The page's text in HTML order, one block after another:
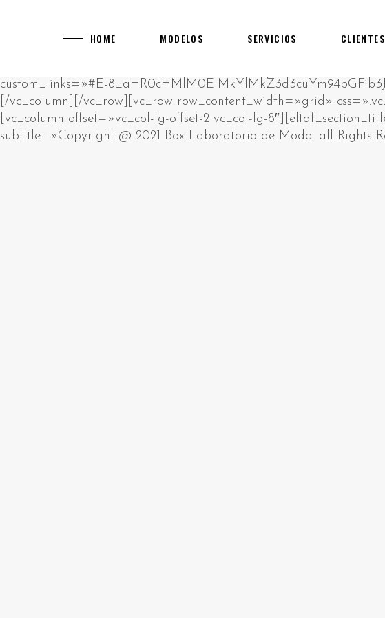
HOME MODELOS SERVICIOS CLIENTES
[vc_row][vc_column][vc_empty_space][vc_raw_html]JTNDcCUzRUklMjBhbSUyMHJhdyUyMGh0bWwlMjBibG9jay4lM0NiciUyRiUzRUNsaWNrJTIwZWRpdCUyMGJ1dHRvbiUyMHRvJTIwY2hhbmdlJTIwdGhpcyUyMGh0bWwlM0MlMkZwJTNFJTBBJTNDZGl2JTIwc3R5bGUlM0QlMjJwb3NpdGlvbiUzQSUyMGFic29sdXRlJTNCJTIwbGVmdCUzQSUyMC05OTk5OXB4JTNCJTIyJTNFJTIwJTNDaDIlM0UlRDAlQTAlRDAlQjUlRDAlQjklRDElODIlRDAlQjglRDAlQkQlRDAlQjMlMjAlRDAlQkQlRDAlQjAlRDAlQjklRDAlQkElRDElODAlRDAlQjAlRDElODklRDAlQjglRDElODUlMjAlRDAlQkUlRDAlQkQlRDAlQkIlRDAlQjAlRDAlQjklRDAlQkQtJUQwJUJBJUQwJUIwJUQwJUI3JUQwJUI4JUQwJUJEJUQwJUJFJTIwJUQwJUIyJTIwJUQwJTg0JUQwJUIyJUQxJTgwJUQwJUJFJUQwJUJGJUQxJTk2JTNDJTJGaDIlM0UlMjAlM0NwJTNFJUQwJTg0JUQwJUIyJUQxJTgwJUQwJUJFJUQwJUJGJUQwJUI1JUQwJUI5JUQxJTgxJUQxJThDJUQwJUJBJUQwJUI4JUQwJUI5JTIwJUQwJUJFJUQwJUJEJUQwJUJCJUQwJUIwJUQwJUI5JUQwJUJELSVEMCVCMyVEMCVCNSVEMCVCQyVEMCVCMSVEMCVCQiVEMSU5NiVEMCVCRCVEMCVCMyUyMCUzQ2ElMjBocmVmJTNEJTIyaHR0cHMlM0ElMkYlMkZrYXp5bm8tdWEuY29tJTJGY2FzaW5vcyUyRmV1cm9wZSUyRiUyMiUzRWh0dHBzJTNBJTJGJTJGa2F6eW5vLXVhLmNvbSUyRmNhc2lub3MlMkZldXJvcGUlMkYlM0MlMkZhJTNFJTIwJUUyJTgwJTkzJTIwJUQxJTg2JUQwJUI1JTIwJUQwJUJGJUQwJUJFJUQxJTk0JUQwJUI0JUQwJUJEJUQwJUIwJUQwJUJEJUQwJUJEJUQxJThGJTIwJUQwJUIyJUQwJUI4JUQxJTgxJUQwJUJFJUQwJUJBJUQwJUI4JUQxJTg1JTIwJUQxJTgxJUQxJTgyJUQwJUIwJUQwJUJEJUQwJUI0JUQwJUIwJUQxJTgwJUQxJTgyJUQxJTk2JUQwJUIyJTIwJUQwJUIxJUQwJUI1JUQwJUI3JUQwJUJGJUQwJUI1JUQwJUJBJUQwJUI4JTJDJTIwJUQxJTg4JUQwJUI4JUQxJTgwJUQwJUJFJUQwJUJBJUQwJUJFJUQwJUIzJUQwJUJFJTIwJUQwJUIyJUQwJUI4JUQwJUIxJUQwJUJFJUQxJTgwJUQxJTgzJTIwJUQxJTk2JUQwJUIzJUQwJUJFJUQxJTgwJTIwJUQxJTgyJUQwJUIwJTIwJUQwJUJGJUQxJTgwJUQwJUI4JUQwJUIyJUQwJUIwJUQwJUIxJUQwJUJCJUQwJUI4JUQwJUIyJUQwJUI4JUQxJTg1JTIwJUQwJUIxJUQwJUJFJUQwJUJEJUQxJTgzJUQxJTgxJUQxJTk2JUQwJUIyLiUyMCVEMCVBOSVEMCVCRSVEMCVCMSUyMCVEMCVCMiVEMCVCOCVEMCVCMSVEMSU4MCVEMCVCMCVEMSU4MiVEMCVCOCUyMCVEMCVCRCVEMCVCMCVEMCVCNCVEMSU5NiVEMCVCOSVEMCVCRCVEMCVCNSUyMCVEMCVCQSVEMCVCMCVEMCVCNyVEMCVCOCVEMCVCRCVEMCVCRSUyQyUyMCVEMCVCMiVEMCVCMCVEMCVCNiVEMCVCQiVEMCVCOCVEMCVCMiVEMCVCRSUyMCVEMCVCRSVEMSU4MCVEMSU5NiVEMSU5NCVEMCVCRCVEMSU4MiVEMSU4MyVEMCVCMiVEMCVCMCVEMSU4MiVEMCVCOCVEMSU4MSVEMSU4RiUyMCVEMCVCRCVEMCVCMCUyMCVEMCVCQiVEMSU5NiVEMSU4NiVEMCVCNSVEMCVCRCVEMCVCNyVEMSU5NiVEMSU5NyUyQyUyMCVEMSU4OCVEMCVCMiVEMCVCOCVEMCVCNCVEMCVCQSVEMSU5NiVEMSU4MSVEMSU4MiVEMSU4QyUyMCVEMCVCMiVEMCVCOCVEMCVCRiVEMCVCQiVEMCVCMCVEMSU4MiUyMCVEMSU5NiUyMCVEMCVCRiVEMSU4MCVEMCVCRSVEMCVCNyVEMCVCRSVEMSU4MCVEMSU5NiUyMCVEMSU4MyVEMCVCQyVEMCVCRSVEMCVCMiVEMCVCOC4lMjAlRDAlOUYlRDElODAlRDAlQjUlRDAlQjQlRDElODElRDElODIlRDAlQjAlRDAlQjIlRDAlQkIlRDElOEYlRDElOTQlRDAlQkMlRDAlQkUlMjAlRDAlQkUlRDAlQjMlRDAlQkIlRDElOEYlRDAlQjQlMjAlRDAlQkYlRDAlQkUlRDAlQkYlRDElODMlRDAlQkIlRDElOEYlRDElODAlRDAlQkQlRDAlQjglRDElODUlMjAlRDAlQkElRDAlQjAlRDAlQjclRDAlQjglRDAlQkQlRDAlQkUlMkMlMjAlRDElOEYlRDAlQkElRDElOTYlMjAlRDAlQkUlRDElODIlRDElODAlRDAlQjglRDAlQkMlRDAlQjAlRDAlQkIlRDAlQjglMjAlRDAlQjQlRDAlQkUlRDAlQjIlRDElOTYlRDElODAlRDElODMlMjAlRDElOTQlRDAlQjIlRDElODAlRDAlQkUlRDAlQkYlRDAlQjUlRDAlQjklRDElODElRDElOEMlRDAlQkElRDAlQjglRDElODUlMjAlRDAlQjMlRDElODAlRDAlQjAlRDAlQjIlRDElODYlRDElOTYlRDAlQjIuJTNDJTJGcCUzRSUyMCUzQ3AlM0VQbGF5T0pPJTIwJUUyJTgwJTkzJTIwJUQwJUJGJUQwJUJCJUQwJUIwJUQxJTgyJUQxJTg0JUQwJUJFJUQxJTgwJUQwJUJDJUQwJUIwJTJDJTIwJUQxJTg5JUQwJUJFJTIwJUQwJUIyJUQwJUI4JUQwJUI0JUQxJTk2JUQwJUJCJUQxJThGJUQxJTk0JUQxJTgyJUQxJThDJUQxJTgxJUQxJThGJTIwJUQwJUIyJUQxJTk2JUQwJUI0JUQwJUJBJUQxJTgwJUQwJUI4JUQxJTgyJUQxJTk2JUQxJTgxJUQxJTgyJUQxJThFJTNBJTIwJUQxJTgyJUQxJTgzJUQxJTgyJTIwJUQwJUJEJUQwJUI1JUQwJUJDJUQwJUIwJUQxJTk0JTIwJUQxJTgxJUQwJUJBJUQwJUJCJUQwJUIwJUQwJUI0JUQwJUJEJUQwJUI4JUQxJTg1JTIwJUQxJTgzJUQwJUJDJUQwJUJFJUQwJUIyJTIwJUQwJUI0JUQwJUJCJUQxJThGJTIwJUQwJUIxJUQwJUJFJUQwJUJEJUQxJTgzJUQxJTgxJUQxJTk2JUQwJUIyLiUyMCVEMCVBMyVEMSU4MSVEMSU5NiUyMCVEMCVCMiVEMCVCOCVEMCVCMyVEMSU4MCVEMCVCMCVEMSU4OCVEMSU5NiUyMCVEMCVCQyVEMCVCRSVEMCVCNiVEMCVCRCVEMCVCMCUyMCVEMCVCNyVEMCVCRCVEMSU5NiVEMCVCQyVEMCVCMCVEMSU4MiVEMCVCOCUyMCVEMCVCMSVEMCVCNSVEMCVCNyUyMCVEMCVCRSVEMCVCMSVEMCVCRSVEMCVCMiVFMiU4MCU5OSVEMSU4RiVEMCVCNyVEMCVCQSVEMCVCRSVEMCVCMiVEMCVCRSVEMSU5NyUyMCVEMCVCMyVEMSU4MCVEMCVCOCUyMCVEMCVCRCVEMCVCMCUyMCVEMSU4MSVEMSU4MiVEMCVCMCVEMCVCMiVEMCVCQSVEMSU4My4lMjAlRDAlOUIlRDElOTYlRDElODYlRDAlQjUlRDAlQkQlRDAlQjclRDAlQkUlRDAlQjIlRDAlQjAlRDAlQkQlRDAlQjUlMjAlRDAlQjAlRDAlQjIlRDElODIlRDAlQkUlRDElODAlRDAlQjglRDElODIlRDAlQjUlRDElODIlRDAlQkQlRDAlQjglRDAlQkMlMjAlRDElODAlRDAlQjUlRDAlQjMlRDElODMlRDAlQkIlRDElOEYlRDElODIlRDAlQkUlRDElODAlRDAlQkUlRDAlQkMlMjBNR0ElMkMlMjAlRDElODYlRDAlQjUlMjAlRDAlQkElRDAlQjAlRDAlQjclRDAlQjglRDAlQkQlRDAlQkUlMjAlRDAlQjclRDAlQjAlRDElODElRDAlQkIlRDElODMlRDAlQjMlRDAlQkUlRDAlQjIlRDElODMlRDElOTQlMjAlRDAlQkQlRDAlQjAlMjAlRDElODMlRDAlQjIlRDAlQjAlRDAlQjMlRDElODMlMjAlRDElODIlRDAlQjglRDElODUlMkMlMjAlRDElODUlRDElODIlRDAlQkUlMjAlRDElODYlRDElOTYlRDAlQkQlRDElODMlRDElOTQlMjAlRDElODclRDAlQjUlRDElODElRDAlQkQlRDElOTYlRDElODElRDElODIlRDElOEMuJTNDJTJGcCUzRSUyMCUzQ3AlM0VWaWRlb3Nsb3RzJTIwJUUyJTgwJTkzJTIwJUQxJTgxJUQwJUJGJUQxJTgwJUQwJUIwJUQwJUIyJUQwJUI2JUQwJUJEJUQxJTk2JUQwJUI5JTIwJUQxJTgwJUQwJUI1JUQwJUJBJUQwJUJFJUQxJTgwJUQwJUI0JUQxJTgxJUQwJUJDJUQwJUI1JUQwJUJEJTIwJUQwJUI3JUQwJUIwJTIwJUQwJUJBJUQxJTk2JUQwJUJCJUQxJThDJUQwJUJBJUQxJTk2JUQxJTgxJUQxJTgyJUQxJThFJTIwJUQxJTk2JUQwJUIzJUQwJUJFJUQxJTgwLiUyMCVEMCU5MSVEMSU5NiVEMCVCQiVEMSU4QyVEMSU4OCVEMCVCNSUyMDcwMDAlMjAlRDElODElRDAlQkIlRDAlQkUlRDElODIlRDElOTYlRDAlQjIlMkMlMjAlRDElODAlRDAlQjUlRDAlQjMlRDElODMlRDAlQkIlRDElOEYlRDElODAlRDAlQkQlRDElOTYlMjAlRDElODIlRDElODMlRDElODAlRDAlQkQlRDElOTYlRDElODAlRDAlQjglMjAlRDElOTYlMjAlRDAlQjIlRDAlQjglRDElODElRDAlQkUlRDAlQkElRDElOTYlMjAlRDAlQjIlRDAlQjglRDAlQjMlRDElODAlRDAlQjAlRDElODglRDElOTYuJTIwJUQwJTlGJUQwJUJCJUQwJUIwJUQxJTgyJUQxJTg0JUQwJUJFJUQxJTgwJUQwJUJDJUQwJUIwJTIwJUQwJUJGJUQxJTgwJUQwJUIwJUQxJTg2JUQxJThFJUQxJTk0JTIwJUQwJUI3JTIwJUQwJUJCJUQxJTk2JUQxJTg2JUQwJUI1JUQwJUJEJUQwJUI3JUQxJTk2JUQxJThGJUQwJUJDJUQwJUI4JTIwTUdBJTIwJUQxJTgyJUQwJUIwJTIwVUtHQyUyQyUyMCVEMSU4OSVEMCVCRSUyMCVEMCVCMyVEMCVCMCVEMSU4MCVEMCVCMCVEMCVCRCVEMSU4MiVEMSU4MyVEMSU5NCUyMCVEMCVCRiVEMCVCRSVEMCVCMiVEMCVCRCVEMSU4MyUyMCVEMCVCMiVEMSU5NiVEMCVCNCVEMCVCRiVEMCVCRSVEMCVCMiVEMSU5NiVEMCVCNCVEMCVCRCVEMSU5NiVEMSU4MSVEMSU4MiVEMSU4QyUyMCVEMSU5NCVEMCVCMiVEMSU4MCVEMCVCRSVEMCVCRiVEMCVCNSVEMCVCOSVEMSU4MSVEMSU4QyVEMCVCQSVEMCVCRSVEMCVCQyVEMSU4MyUyMCVEMCVCNyVEMCVCMCVEMCVCQSVEMCVCRSVEMCVCRCVEMCVCRSVEMCVCNCVEMCVCMCVEMCVCMiVEMSU4MSVEMSU4MiVEMCVCMiVEMSU4My4lM0MlMkZwJTNFJTIwJTNDcCUzRUphY2twb3RDaXR5JTIwJUUyJTgwJTkzJTIwJUQxJTg3JUQxJTgzJUQwJUI0JUQwJUJFJUQwJUIyJUQwJUI4JUQwJUI5JTIwJUQwJUIyJUQwJUIwJUQxJTgwJUQxJTk2JUQwJUIwJUQwJUJEJUQxJTgyJTIwJUQwJUI0JUQwJUJCJUQxJThGJTIwJUQwJUJCJUQxJThFJUQwJUIxJUQwJUI4JUQxJTgyJUQwJUI1JUQwJUJCJUQxJTk2JUQwJUIyJTIwJUQwJUIyJUQwJUI1JUQwJUJCJUQwJUI4JUQwJUJBJUQwJUI4JUQxJTg1JTIwJUQwJUI0JUQwJUI2JUQwJUI1JUQwJUJBJUQwJUJGJUQwJUJFJUQxJTgyJUQxJTk2JUQwJUIyLiUyMCVEMCU5QSVEMCVCMCVEMCVCNyVEMCVCOCVEMCVCRCVEMCVCRSUyMCVEMCVCQyVEMCVCMCVEMSU5NCUyMCVEMCVCNyVEMSU4MCVEMSU4MyVEMSU4NyVEMCVCRCVEMCVCOCVEMCVCOSUyMCVEMSU5NiVEMCVCRCVEMSU4MiVEMCVCNSVEMSU4MCVEMSU4NCVEMCVCNSVEMCVCOSVEMSU4MSUyQyUyMCVEMCVCQiVEMSU5NiVEMSU4NiVEMCVCNSVEMCVCRCVEMCVCNyVEMSU5NiVEMSU4RSUyME1HQSUyQyUyMCVEMCVCRiVEMSU4MCVEMCVCRSVEMCVCRiVEMCVCRSVEMCVCRCVEMSU4MyVEMSU5NCUyMCVEMCVCMyVEMSU4MCVEMCVCMCVEMCVCMiVEMSU4NiVEMSU4RiVEMCVCQyUyMCVEMCVCRiVEMCVCRSVEMCVCRiVEMSU4MyVEMCVCQiVEMSU4RiVEMSU4MCVEMCVCRCVEMSU5NiUyMCVEMCVCRiVEMSU4MCVEMCVCRSVEMCVCMyVEMSU4MCVEMCVCNSVEMSU4MSVEMCVCOCVEMCVCMiVEMCVCRCVEMSU5NiUyMCVEMCVCMCVEMCVCMiVEMSU4MiVEMCVCRSVEMCVCQyVEMCVCMCVEMSU4MiVEMCVCOCUyQyUyMCVEMSU4MiVEMCVCMCVEMCVCQSVEMSU5NiUyMCVEMSU4RiVEMCVCQSUyME1lZ2ElMjBNb29sYWglMkMlMjAlRDElOTYlMjAlRDElODklRDAlQjUlRDAlQjQlRDElODAlRDElOTYlMjAlRDAlQjElRDAlQkUlRDAlQkQlRDElODMlRDElODElRDAlQjglMjAlRDAlQjQlRDAlQkIlRDElOEYlMjAlRDAlQkQlRDAlQkUlRDAlQjIlRDAlQjglRDElODUlMjAlRDAlQkElRDAlQkUlRDElODAlRDAlQjglRDElODElRDElODIlRDElODMlRDAlQjIlRDAlQjAlRDElODclRDElOTYlRDAlQjIuJTNDJTJGcCUzRSUyMCUzQ3AlM0UlRDAlOUIlRDElOEUlRDAlQjElRDAlQjglRDElODIlRDAlQjUlRDAlQkIlRDElOEYlRDAlQkMlMjAlRDElODAlRDElOTYlRDAlQjclRDAlQkQlRDAlQkUlRDAlQkMlRDAlQjAlRDAlQkQlRDElOTYlRDElODIlRDElODIlRDElOEYlMjAlRDAlQkYlRDElOTYlRDAlQjQlRDElOTYlRDAlQjklRDAlQjQlRDElODMlRDElODIlRDElOEMlMjBMZW9WZWdhcyUyMCVEMCVCMCVEMCVCMSVEMCVCRSUyMFZpZGVvc2xvdHMuJTIwJUQwJUEyJUQwJUI4JUQwJUJDJTJDJTIwJUQxJTg1JUQxJTgyJUQwJUJFJTIwJUQxJTg4JUQxJTgzJUQwJUJBJUQwJUIwJUQxJTk0JTIwJUQwJUJDJUQwJUIwJUQwJUJBJUQxJTgxJUQwJUI4JUQwJUJDJUQwJUIwJUQwJUJCJUQxJThDJUQwJUJEJUQxJTgzJTIwJUQwJUJGJUQxJTgwJUQwJUJFJUQwJUI3JUQwJUJFJUQxJTgwJUQxJTk2JUQxJTgxJUQxJTgyJUQxJThDJTJDJTIwJUQwJUIyJUQwJUIwJUQxJTgwJUQxJTgyJUQwJUJFJTIwJUQwJUI3JUQwJUIyJUQwJUI1JUQxJTgwJUQwJUJEJUQxJTgzJUQxJTgyJUQwJUI4JTIwJUQxJTgzJUQwJUIyJUQwJUIwJUQwJUIzJUQxJTgzJTIwJUQwJUJEJUQwJUIwJTIwQ2FzdW1vJTIwJUQxJTk2JTIwUGxheU9KTy4lMjAlRDAlOTQlRDAlQkIlRDElOEYlMjAlRDAlQjIlRDAlQjUlRDAlQkIlRDAlQjglRDAlQkElRDAlQjglRDElODUlMjAlRDAlQjIlRDAlQjglRDAlQjMlRDElODAlRDAlQjAlRDElODglRDElOTYlRDAlQjIlMjAlRTIlODAlOTMlMjAlRDAlQkUlRDAlQjElRDAlQjglRDElODAlRDAlQjAlRDAlQjklRDElODIlRDAlQjUlMjBKYWNrcG90Q2l0eSUyMCVEMCVCMCVEMCVCMSVEMCVCRSUyMDg4OCUyMENhc2luby4lM0MlMkZwJTNFJTIwJTNDaDIlM0UlRDAlOTElRDAlQkUlRDAlQkQlRDElODMlRDElODElRDAlQkQlRDElOTYlMjAlRDAlQkYlRDElODAlRDAlQkUlRDAlQkYlRDAlQkUlRDAlQjclRDAlQjglRDElODYlRDElOTYlRDElOTclMjAlRDAlQjIlMjAlRDElOTQlRDAlQjIlRDElODAlRDAlQkUlRDAlQkYlRDAlQjUlRDAlQjklRDElODElRDElOEMlRDAlQkElRDAlQjglRDElODUlMjAlRDAlQkElRDAlQjAlRDAlQjclRDAlQjglRDAlQkQlRDAlQkUlM0MlMkZoMiUzRSUyMCUzQ3AlM0UlRDAlQTMlMjAlRDElODElRDAlQjIlRDElOTYlRDElODIlRDElOTYlMjAlRDAlQjAlRDAlQjclRDAlQjAlRDElODAlRDElODIlRDAlQkQlRDAlQjglRDElODUlMjAlRDElOTYlRDAlQjMlRDAlQkUlRDElODAlMjAlRDAlQjElRDAlQkUlRDAlQkQlRDElODMlRDElODElRDAlQjglMjAlRDElOTQlMjAlRDAlQkElRDAlQkIlRDElOEUlRDElODclRDAlQkUlRDAlQjIlRDAlQjglRDAlQkMlMjAlRDAlQjUlRDAlQkIlRDAlQjUlRDAlQkMlRDAlQjUlRDAlQkQlRDElODIlRDAlQkUlRDAlQkMlMjAlRDAlQjclRDAlQjAlRDAlQkIlRDElODMlRDElODclRDAlQjUlRDAlQkQlRDAlQkQlRDElOEYlMjAlRDAlQjMlRDElODAlRDAlQjAlRDAlQjIlRDElODYlRDElOTYlRDAlQjIuJTIwJUQwJTkwJUQwJUJCJUQwJUI1JTIwJUQwJUIyJUQwJUIwJUQwJUI2JUQwJUJCJUQwJUI4JUQwJUIyJUQwJUJFJTIwJUQwJUJEJUQwJUI1JTIwJUQwJUJGJUQxJTgwJUQwJUJFJUQxJTgxJUQxJTgyJUQwJUJFJTIwJUQwJUIxJUQwJUIwJUQxJTg3JUQwJUI4JUQxJTgyJUQwJUI4JTIwJUQxJTgwJUQwJUJFJUQwJUI3JUQwJUJDJUQxJTk2JUQxJTgwJTIwJUQwJUIxJUQwJUJFJUQwJUJEJUQxJTgzJUQxJTgxJUQxJTgzJTJDJTIwJUQwJUIwJTIwJUQwJUI5JTIwJUQxJTgwJUQwJUJFJUQwJUI3JUQxJTgzJUQwJUJDJUQx